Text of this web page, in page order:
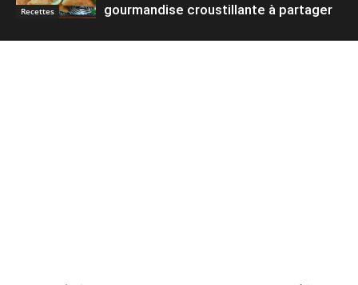
Recettes
gourmandise croustillante à partager